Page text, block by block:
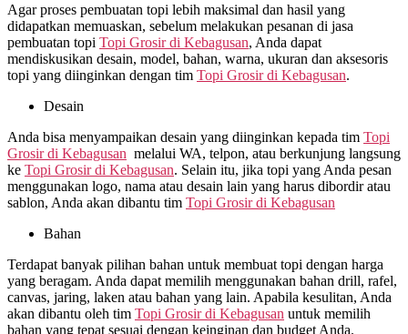
Agar proses pembuatan topi lebih maksimal dan hasil yang
didapatkan memuaskan, sebelum melakukan pesanan di jasa
pembuatan topi Topi Grosir di Kebagusan, Anda dapat
mendiskusikan desain, model, bahan, warna, ukuran dan aksesoris
topi yang diinginkan dengan tim Topi Grosir di Kebagusan.
Desain
Anda bisa menyampaikan desain yang diinginkan kepada tim Topi
Grosir di Kebagusan melalui WA, telpon, atau berkunjung langsung
ke Topi Grosir di Kebagusan. Selain itu, jika topi yang Anda pesan
menggunakan logo, nama atau desain lain yang harus dibordir atau
sablon, Anda akan dibantu tim Topi Grosir di Kebagusan
Bahan
Terdapat banyak pilihan bahan untuk membuat topi dengan harga
yang beragam. Anda dapat memilih menggunakan bahan drill, rafel,
canvas, jaring, laken atau bahan yang lain. Apabila kesulitan, Anda
akan dibantu oleh tim Topi Grosir di Kebagusan untuk memilih
bahan yang tepat sesuai dengan keinginan dan budget Anda.